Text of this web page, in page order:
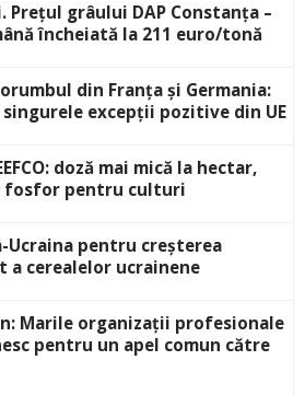
Prețul grâului DAP Constanța –
încheiată la 211 euro/tonă
din Franța și Germania:
singurele excepții pozitive din UE
doză mai mică la hectar,
fosfor pentru culturi
Ucraina pentru creșterea
cerealelor ucrainene
Marile organizații profesionale
pentru un apel comun către